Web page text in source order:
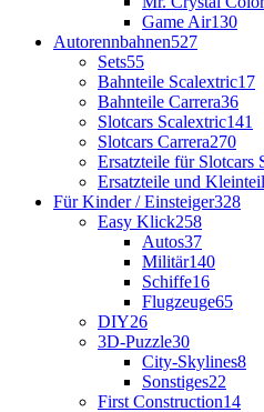
Game Air130
Autorennbahnen527
Sets55
Bahnteile Scalextric17
Bahnteile Carrera36
Slotcars Scalextric141
Slotcars Carrera270
Ersatzteile für Slotcars
Ersatzteile und
Für Kinder / Einsteiger328
Easy Klick258
Autos37
Militär140
Schiffe16
Flugzeuge65
DIY26
3D-Puzzle30
City-Skylines8
Sonstiges22
First Construction14